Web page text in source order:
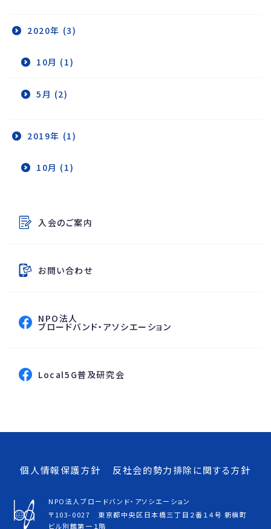
2020年 (3)
10月 (1)
5月 (2)
2019年 (1)
10月 (1)
その他のコンテンツ
入会のご案内
お問い合わせ
NPO法人
ブロードバンド・アソシエーション
Local5G普及研究会
個人情報保護方針 反社会的勢力排除に関する方針
NPO法人ブロードバンド・アソシエーション
〒103-0027 東京都中央区日本橋三丁目２番１４号 新槇町
ビル別館第一１階